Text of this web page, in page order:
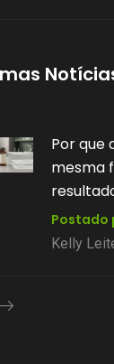
de
Kelly